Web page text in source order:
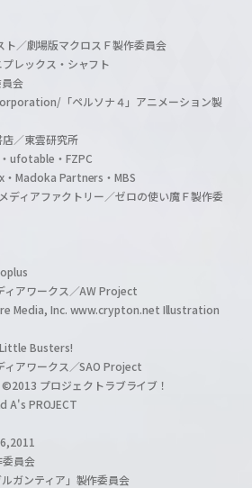
／劇場版マクロスＦ製作委員会
レックス・シャフト
会
「ペルソナ４」アニメーション製
／東雲研究所
ufotable・FZPC
Madoka Partners・MBS
ディアファクトリー／ゼロの使い魔Ｆ製作委
アワークス／AW Project
Media, Inc. www.crypton.net Illustration
Busters!
アワークス／SAO Project
プロジェクトラブライブ！
A's PROJECT
委員会
ガンティア」製作委員会